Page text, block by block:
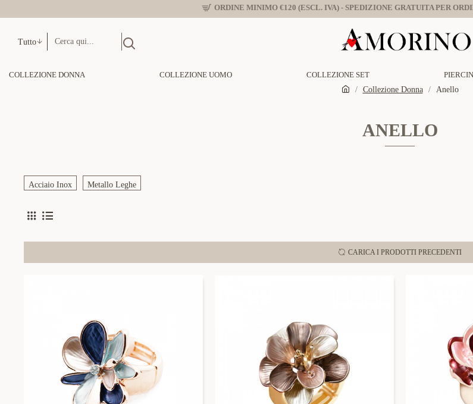
ORDINE MINIMO €120 (ESCL. IVA) - SPEDIZIONE GRATUITA PER
Tutto
COLLEZIONE DONNA COLLEZIONE UOMO COLLEZIONE SET
Collezione Donna
Anello
ANELLO
Acciaio Inox Metallo Leghe
CARICA I PRODOTTI PRECEDENTI